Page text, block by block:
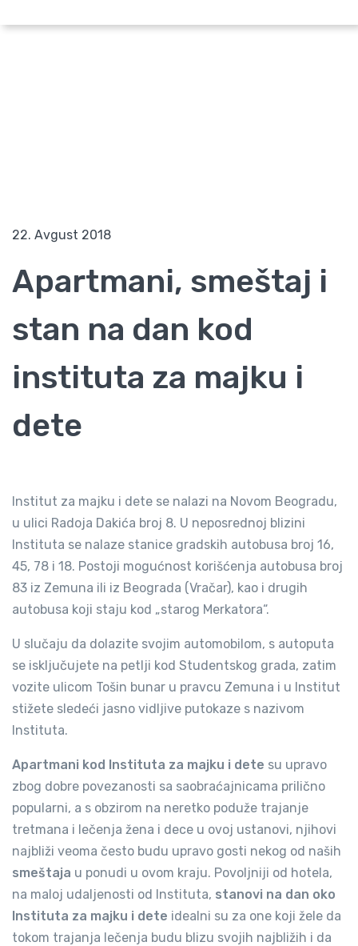
22. Avgust 2018
Apartmani, smeštaj i
stan na dan kod
instituta za majku i
dete
Institut za majku i dete se nalazi na Novom Beogradu,
u ulici Radoja Dakića broj 8. U neposrednoj blizini
Instituta se nalaze stanice gradskih autobusa broj 16,
45, 78 i 18. Postoji mogućnost korišćenja autobusa broj
83 iz Zemuna ili iz Beograda (Vračar), kao i drugih
autobusa koji staju kod „starog Merkatora“.
U slučaju da dolazite svojim automobilom, s autoputa
se isključujete na petlji kod Studentskog grada, zatim
vozite ulicom Tošin bunar u pravcu Zemuna i u Institut
stižete sledeći jasno vidljive putokaze s nazivom
Instituta.
Apartmani kod Instituta za majku i dete su upravo
zbog dobre povezanosti sa saobraćajnicama prilično
popularni, a s obzirom na neretko poduže trajanje
tretmana i lečenja žena i dece u ovoj ustanovi, njihovi
najbliži veoma često budu upravo gosti nekog od naših
smeštaja u ponudi u ovom kraju. Povoljniji od hotela,
na maloj udaljenosti od Instituta, stanovi na dan oko
Instituta za majku i dete idealni su za one koji žele da
tokom trajanja lečenja budu blizu svojih najbližih i da